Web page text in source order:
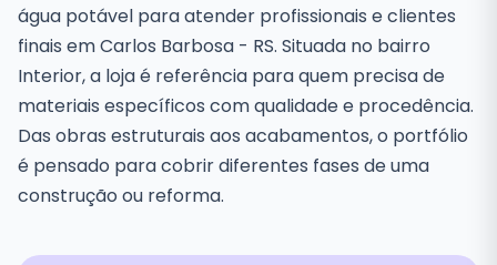
água potável para atender profissionais e clientes
finais em Carlos Barbosa - RS. Situada no bairro
Interior, a loja é referência para quem precisa de
materiais específicos com qualidade e procedência.
Das obras estruturais aos acabamentos, o portfólio
é pensado para cobrir diferentes fases de uma
construção ou reforma.